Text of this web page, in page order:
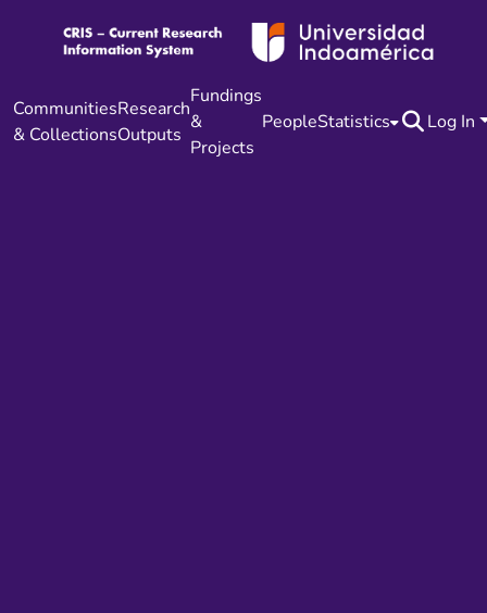
Communities
& Collections
Research
Outputs
Fundings
&
Projects
PeopleStatistics Log In